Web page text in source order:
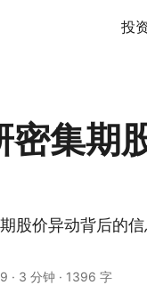
投
密集期
股价异动背后的
· 3 分钟 · 1396 字